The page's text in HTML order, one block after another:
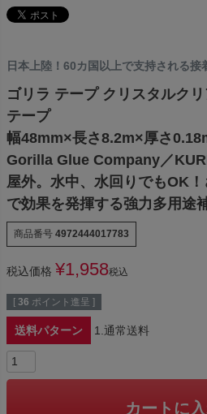
日本上陸！60カ国以上で支持される接
ゴリラ テープ クリスタルク
テープ
幅48mm×長さ8.2m×厚さ
Gorilla Glue Company／
屋外。水中、水回りでもOK
で効果を発揮する強力多用途
商品番号 4972444017783
税込価格 ¥1,958税込
[ 36 ポイント進呈 ]
送料パターン 1.通常送料
カートに